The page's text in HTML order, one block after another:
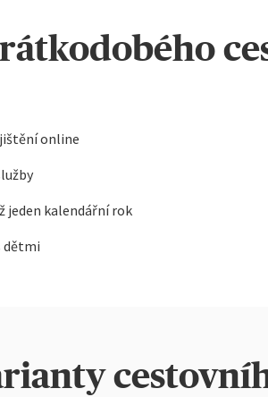
online
jeden kalendářní rok
dětmi